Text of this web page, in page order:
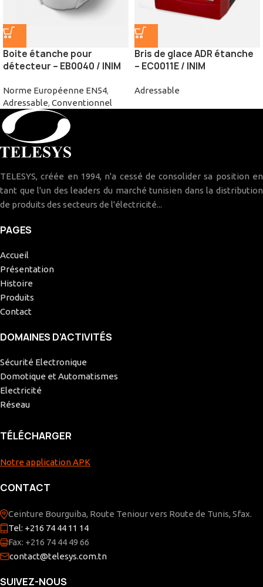
Boite étanche pour
détecteur – EB0040 / INIM
Norme Européenne EN54,
Adressable, Conventionnel
Bris de glace ADR étanche
– EC0011E / INIM
Adressable
TELESYS, créée en 1994, n'a cessé de consolider sa position en
tant que l'un des leaders du marché tunisien dans la distribution
de produits des secteurs de l'électricité...
PAGES
Accueil
Présentation
Histoire
Produits
Contact
DOMAINES D’ACTIVITÉS
Sécurité Electronique
Domotique et Automatismes
Electricité
Réseau
TÉLÉCHARGER
Notre application APK
CONTACT
Ceinture Bourguiba, Route Teniour vers Route de Tunis, Sfax.
Tel: +216 74 44 11 14
Fax: +216 74 44 49 66
contact@telesys.com.tn
SUIVEZ-NOUS